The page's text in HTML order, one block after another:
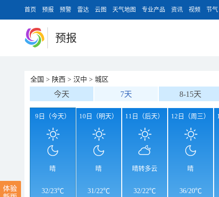
首页 预报 预警 雷达 云图 天气地图 专业产品 资讯 视频 节气
预报
全国 > 陕西 > 汉中 > 城区
今天 7天 8-15天
9日（今天）
晴
32/23℃
10日（明天）
晴
31/22℃
11日（后天）
晴转多云
32/22℃
12日（周三）
晴
36/20℃